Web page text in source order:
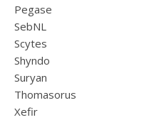
Pegase
SebNL
Scytes
Shyndo
Suryan
Thomasorus
Xefir